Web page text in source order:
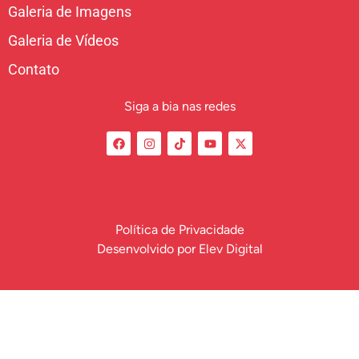
Galeria de Imagens
Galeria de Vídeos
Contato
Siga a bia nas redes
Política de Privacidade
Desenvolvido por Elev Digital